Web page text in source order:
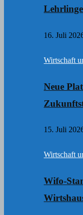
16. Juli
Wirtschaft
Neue
15. Juli
Wirtschaft
Wifo-